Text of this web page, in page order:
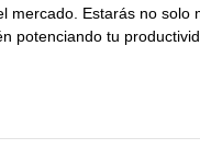
mercado. Estarás no solo
potenciando tu